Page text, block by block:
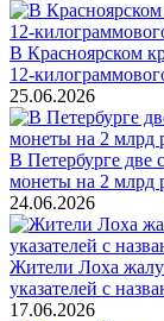
В Красноярском
12-
25.06.2026
В Петербурге две
монеты на 2 млрд
24.06.2026
Жители Лоха
указателей с
17.06.2026